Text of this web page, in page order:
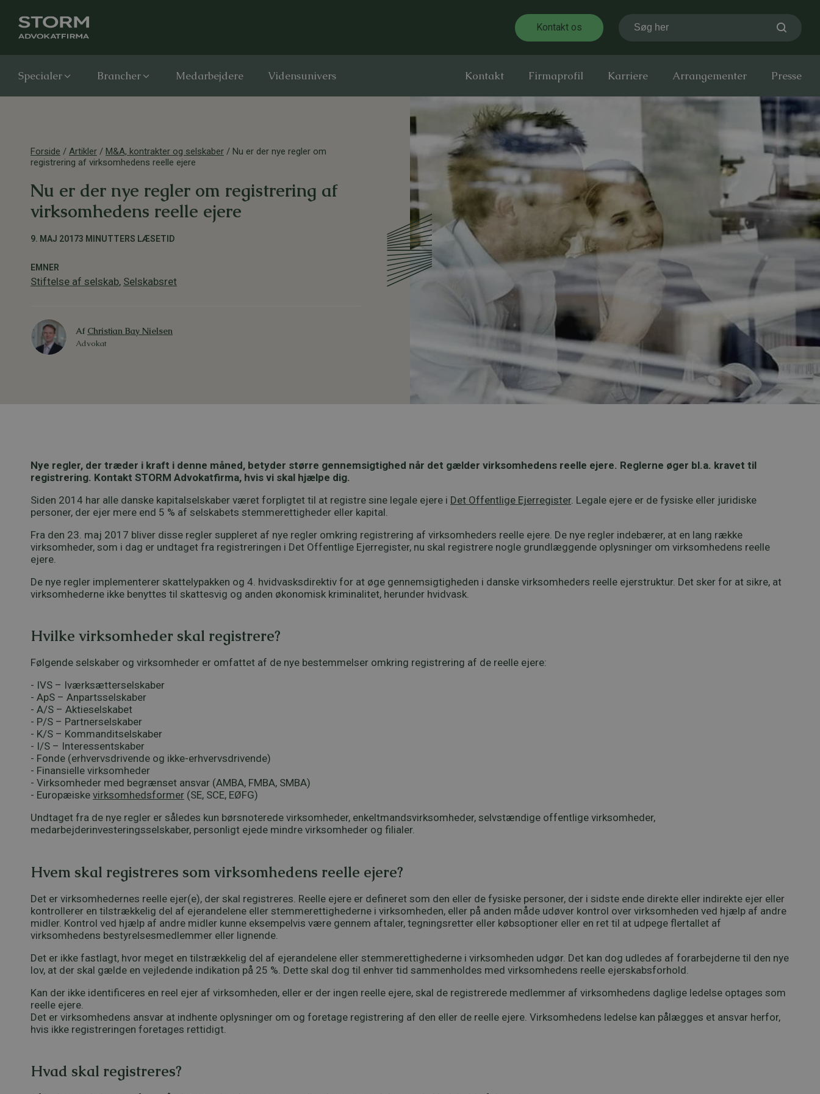
Kontakt os Søg her
Specialer Brancher Medarbejdere Vidensunivers Kontakt Firmaprofil Karriere Arrangementer Presse
Forside / Artikler / M&A, kontrakter og selskaber / Nu er der nye regler om
registrering af virksomhedens reelle ejere
Nu er der nye regler om registrering af
virksomhedens reelle ejere
9. MAJ 20173 MINUTTERS LÆSETID
EMNER
Stiftelse af selskab, Selskabsret
Af Christian Bay Nielsen
Advokat
Nye regler, der træder i kraft i denne måned, betyder større gennemsigtighed når det gælder virksomhedens reelle ejere. Reglerne øger bl.a. kravet til
registrering. Kontakt STORM Advokatfirma, hvis vi skal hjælpe dig.
Siden 2014 har alle danske kapitalselskaber været forpligtet til at registre sine legale ejere i Det Offentlige Ejerregister. Legale ejere er de fysiske eller juridiske
personer, der ejer mere end 5 % af selskabets stemmerettigheder eller kapital.
Fra den 23. maj 2017 bliver disse regler suppleret af nye regler omkring registrering af virksomheders reelle ejere. De nye regler indebærer, at en lang række
virksomheder, som i dag er undtaget fra registreringen i Det Offentlige Ejerregister, nu skal registrere nogle grundlæggende oplysninger om virksomhedens reelle
ejere.
De nye regler implementerer skattelypakken og 4. hvidvasksdirektiv for at øge gennemsigtigheden i danske virksomheders reelle ejerstruktur. Det sker for at sikre, at
virksomhederne ikke benyttes til skattesvig og anden økonomisk kriminalitet, herunder hvidvask.
Hvilke virksomheder skal registrere?
Følgende selskaber og virksomheder er omfattet af de nye bestemmelser omkring registrering af de reelle ejere:
- IVS – Iværksætterselskaber
- ApS – Anpartsselskaber
- A/S – Aktieselskabet
- P/S – Partnerselskaber
- K/S – Kommanditselskaber
- I/S – Interessentskaber
- Fonde (erhvervsdrivende og ikke-erhvervsdrivende)
- Finansielle virksomheder
- Virksomheder med begrænset ansvar (AMBA, FMBA, SMBA)
- Europæiske virksomhedsformer (SE, SCE, EØFG)
Undtaget fra de nye regler er således kun børsnoterede virksomheder, enkeltmandsvirksomheder, selvstændige offentlige virksomheder,
medarbejderinvesteringsselskaber, personligt ejede mindre virksomheder og filialer.
Hvem skal registreres som virksomhedens reelle ejere?
Det er virksomhedernes reelle ejer(e), der skal registreres. Reelle ejere er defineret som den eller de fysiske personer, der i sidste ende direkte eller indirekte ejer eller
kontrollerer en tilstrækkelig del af ejerandelene eller stemmerettighederne i virksomheden, eller på anden måde udøver kontrol over virksomheden ved hjælp af andre
midler. Kontrol ved hjælp af andre midler kunne eksempelvis være gennem aftaler, tegningsretter eller købsoptioner eller en ret til at udpege flertallet af
virksomhedens bestyrelsesmedlemmer eller lignende.
Det er ikke fastlagt, hvor meget en tilstrækkelig del af ejerandelene eller stemmerettighederne i virksomheden udgør. Det kan dog udledes af forarbejderne til den nye
lov, at der skal gælde en vejledende indikation på 25 %. Dette skal dog til enhver tid sammenholdes med virksomhedens reelle ejerskabsforhold.
Kan der ikke identificeres en reel ejer af virksomheden, eller er der ingen reelle ejere, skal de registrerede medlemmer af virksomhedens daglige ledelse optages som
reelle ejere.
Det er virksomhedens ansvar at indhente oplysninger om og foretage registrering af den eller de reelle ejere. Virksomhedens ledelse kan pålægges et ansvar herfor,
hvis ikke registreringen foretages rettidigt.
Hvad skal registreres?